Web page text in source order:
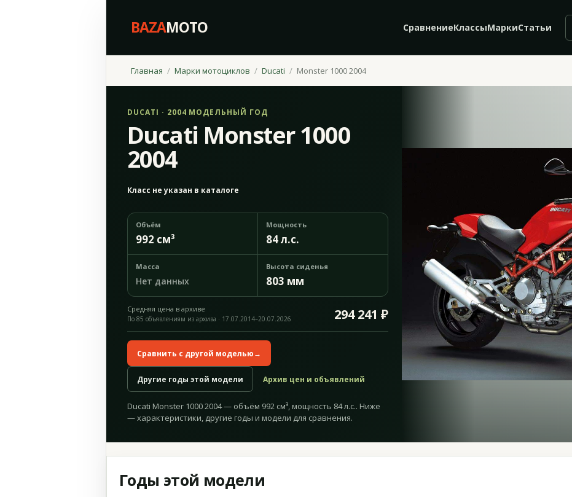
BAZAMOTO СравнениеКлассыМаркиСтатьи
Главная Марки мотоциклов Ducati Monster 1000 2004
DUCATI · 2004 МОДЕЛЬНЫЙ ГОД
Ducati Monster 1000
2004
Класс не указан в каталоге
Объём
992 см³
Мощность
84 л.с.
Масса
Нет данных
Высота сиденья
803 мм
Средняя цена в архиве 294 241 ₽
По 85 объявлениям из архива · 17.07.2014–20.07.2026
Сравнить с другой моделью→
Другие годы этой модели Архив цен и объявлений
Ducati Monster 1000 2004 — объём 992 см³, мощность 84 л.с.. Ниже
— характеристики, другие годы и модели для сравнения.
Годы этой модели